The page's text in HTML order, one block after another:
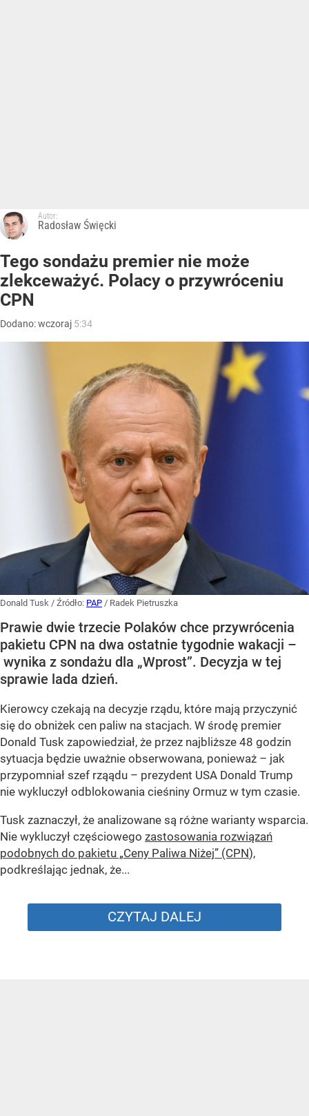
Autor:
Radosław Święcki
Tego sondażu premier nie może
zlekceważyć. Polacy o przywróceniu
CPN
Dodano:wczoraj 5:34
Donald Tusk / Źródło: PAP / Radek Pietruszka
Prawie dwie trzecie Polaków chce przywrócenia
pakietu CPN na dwa ostatnie tygodnie wakacji –
wynika z sondażu dla „Wprost”. Decyzja w tej
sprawie lada dzień.
Kierowcy czekają na decyzje rządu, które mają przyczynić
się do obniżek cen paliw na stacjach. W środę premier
Donald Tusk zapowiedział, że przez najbliższe 48 godzin
sytuacja będzie uważnie obserwowana, ponieważ – jak
przypomniał szef rząądu – prezydent USA Donald Trump
nie wykluczył odblokowania cieśniny Ormuz w tym czasie.
Tusk zaznaczył, że analizowane są różne warianty wsparcia.
Nie wykluczył częściowego zastosowania rozwiązań
podobnych do pakietu „Ceny Paliwa Niżej” (CPN),
podkreślając jednak, że...
CZYTAJ DALEJ